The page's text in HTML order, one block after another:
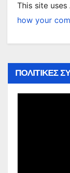
This site
how your
ΠΟΛΙΤΙΚΕΣ